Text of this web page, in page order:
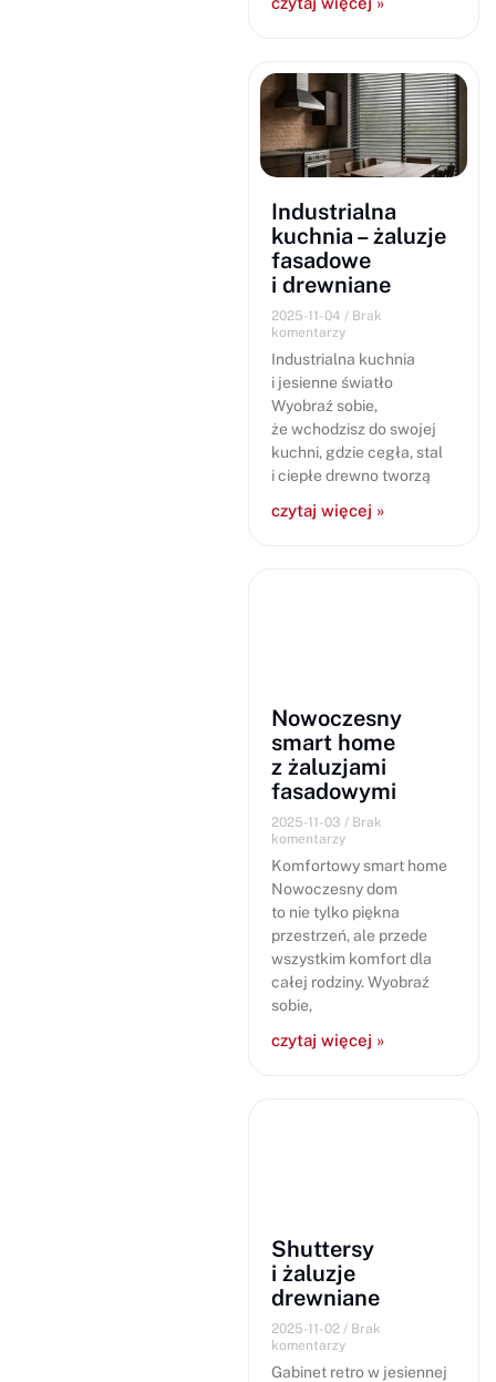
Industrialna
kuchnia – żaluzje
fasadowe
i drewniane
2025-11-04
Brak
komentarzy
Industrialna kuchnia
i jesienne światło
Wyobraź sobie,
że wchodzisz do swojej
kuchni, gdzie cegła, stal
i ciepłe drewno tworzą
czytaj więcej »
Nowoczesny
smart home
z żaluzjami
fasadowymi
2025-11-03
Brak
komentarzy
Komfortowy smart home
Nowoczesny dom
to nie tylko piękna
przestrzeń, ale przede
wszystkim komfort dla
całej rodziny. Wyobraź
sobie,
czytaj więcej »
Shuttersy
i żaluzje
drewniane
2025-11-02
Brak
komentarzy
Gabinet retro w jesiennej